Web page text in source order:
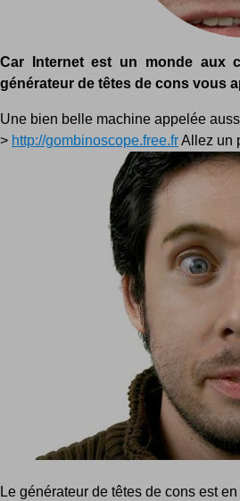
Car Internet est un monde aux
générateur de têtes de cons vous
Une bien belle machine appelée
> http://gombinoscope.free.frAllez un
Le générateur de têtes de cons est